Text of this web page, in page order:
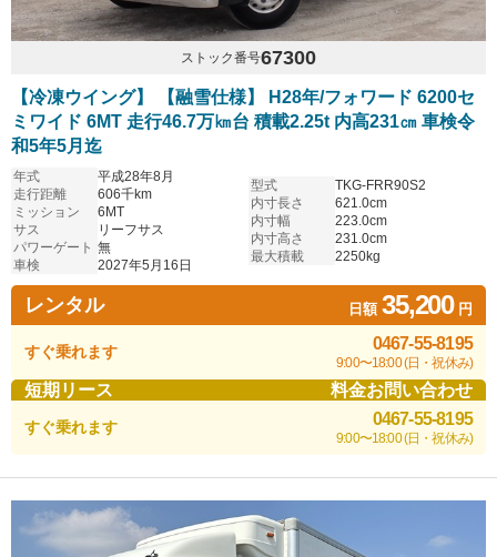
ストック番号67300
【冷凍ウイング】 【融雪仕様】 H28年/フォワード 6200セ
ミワイド 6MT 走行46.7万㎞台 積載2.25t 内高231㎝ 車検令
和5年5月迄
年式
平成28年8月
走行距離
606千km
ミッション
6MT
サス
リーフサス
パワーゲート 無
車検
2027年5月16日
型式
TKG-FRR90S2
内寸長さ
621.0cm
内寸幅
223.0cm
内寸高さ
231.0cm
最大積載
2250kg
レンタル 日額35,200円
すぐ乗れます 0467-55-8195
9:00〜18:00 (日・祝休み)
短期リース 料金お問い合わせ
すぐ乗れます 0467-55-8195
9:00〜18:00 (日・祝休み)